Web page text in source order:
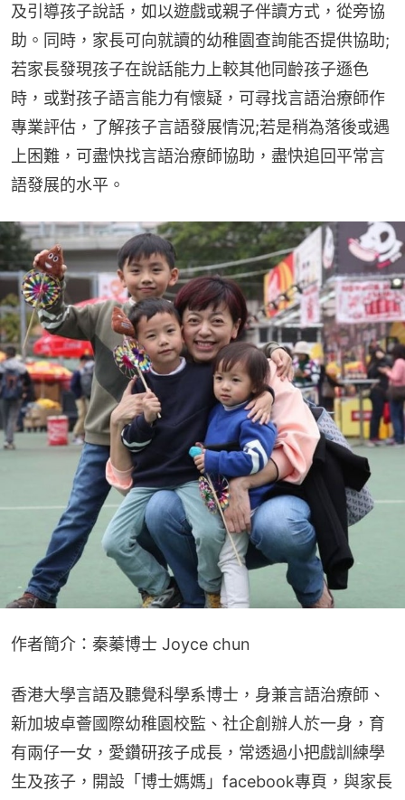
及引導孩子說話，如以遊戲或親子伴讀方式，從旁協
助。同時，家長可向就讀的幼稚園查詢能否提供協助;
若家長發現孩子在說話能力上較其他同齡孩子遜色
時，或對孩子語言能力有懷疑，可尋找言語治療師作
專業評估，了解孩子言語發展情況;若是稍為落後或遇
上困難，可盡快找言語治療師協助，盡快追回平常言
語發展的水平。
作者簡介：秦蓁博士 Joyce chun
香港大學言語及聽覺科學系博士，身兼言語治療師、
新加坡卓薈國際幼稚園校監、社企創辦人於一身，育
有兩仔一女，愛鑽研孩子成長，常透過小把戲訓練學
生及孩子，開設「博士媽媽」facebook專頁，與家長